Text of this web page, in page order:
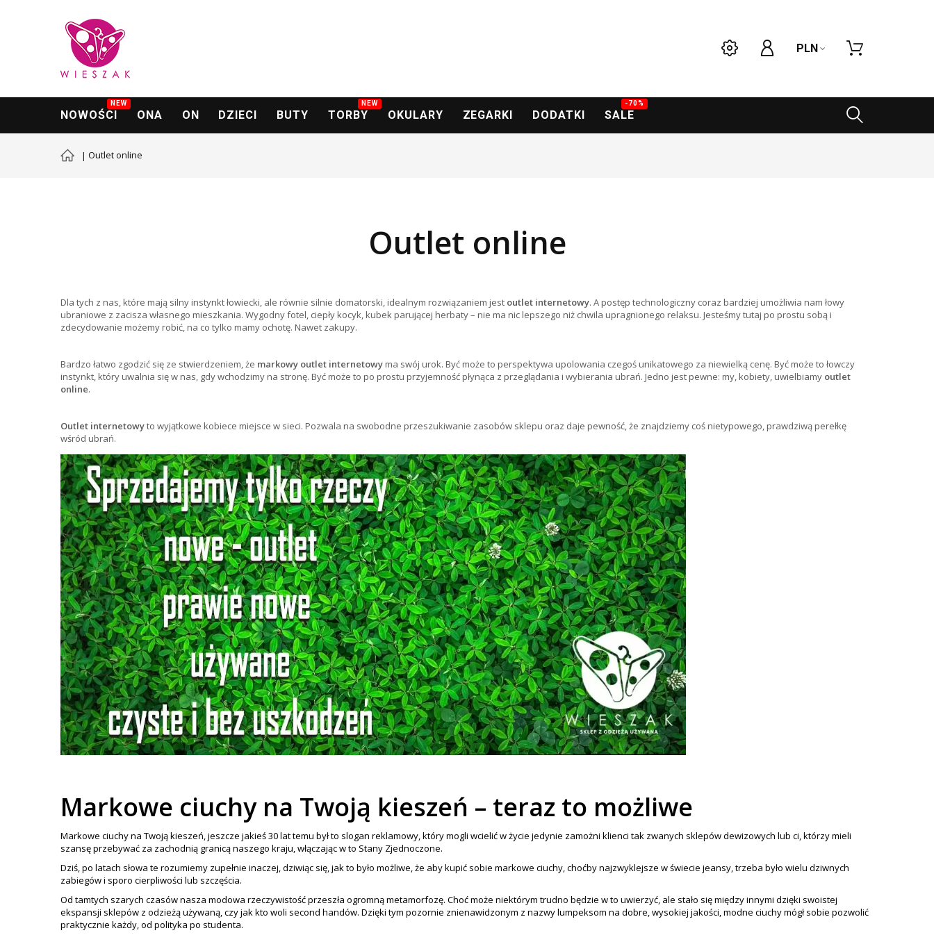
PLN
NOWOŚCI
NEW
ONA ON DZIECI BUTY TORBY
NEW
OKULARY ZEGARKI DODATKI SALE
-70%
Outlet online
Outlet online
Dla tych z nas, które mają silny instynkt łowiecki, ale równie silnie domatorski, idealnym rozwiązaniem jest outlet internetowy. A postęp technologiczny coraz bardziej umożliwia nam łowy
ubraniowe z zacisza własnego mieszkania. Wygodny fotel, ciepły kocyk, kubek parującej herbaty – nie ma nic lepszego niż chwila upragnionego relaksu. Jesteśmy tutaj po prostu sobą i
zdecydowanie możemy robić, na co tylko mamy ochotę. Nawet zakupy.
Bardzo łatwo zgodzić się ze stwierdzeniem, że markowy outlet internetowyma swój urok. Być może to perspektywa upolowania czegoś unikatowego za niewielką cenę. Być może to łowczy
instynkt, który uwalnia się w nas, gdy wchodzimy na stronę. Być może to po prostu przyjemność płynąca z przeglądania i wybierania ubrań. Jedno jest pewne: my, kobiety, uwielbiamy outlet
online.
Outlet internetowyto wyjątkowe kobiece miejsce w sieci. Pozwala na swobodne przeszukiwanie zasobów sklepu oraz daje pewność, że znajdziemy coś nietypowego, prawdziwą perełkę
wśród ubrań.
Markowe ciuchy na Twoją kieszeń – teraz to możliwe
Markowe ciuchy na Twoją kieszeń, jeszcze jakieś 30 lat temu był to slogan reklamowy, który mogli wcielić w życie jedynie zamożni klienci tak zwanych sklepów dewizowych lub ci, którzy mieli
szansę przebywać za zachodnią granicą naszego kraju, włączając w to Stany Zjednoczone.
Dziś, po latach słowa te rozumiemy zupełnie inaczej, dziwiąc się, jak to było możliwe, że aby kupić sobie markowe ciuchy, choćby najzwyklejsze w świecie jeansy, trzeba było wielu dziwnych
zabiegów i sporo cierpliwości lub szczęścia.
Od tamtych szarych czasów nasza modowa rzeczywistość przeszła ogromną metamorfozę. Choć może niektórym trudno będzie w to uwierzyć, ale stało się między innymi dzięki swoistej
ekspansji sklepów z odzieżą używaną, czy jak kto woli second handów. Dzięki tym pozornie znienawidzonym z nazwy lumpeksom na dobre, wysokiej jakości, modne ciuchy mógł sobie pozwolić
praktycznie każdy, od polityka po studenta.